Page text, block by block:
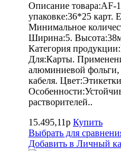
Описание товара:AF-
упаковке:36*25 карт.
Минимальное
Ширина:5.
Категория
Для:Карты.
алюминиевой фольги,
кабеля.
растворителей..
15.495,11р Купить
Выбрать для
Добавить в Личный